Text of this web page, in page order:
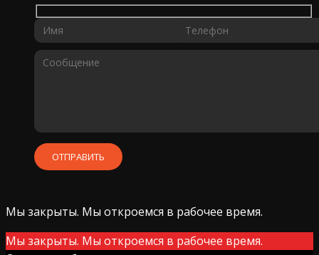
Мы закрыты. Мы откроемся в рабочее время.
Мы закрыты. Мы откроемся в рабочее время.